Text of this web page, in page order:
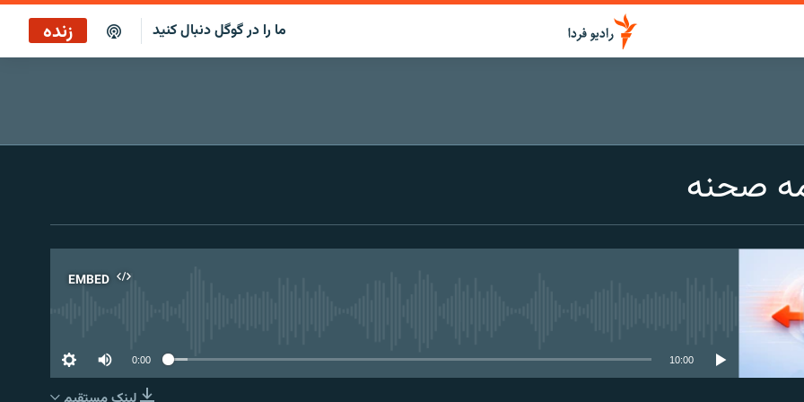
ما را در گوگل دنبال کنید زنده
صحنه
EMBED
0:00 10:00